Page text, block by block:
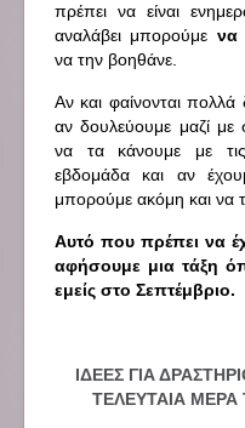
πρέπει να είναι
αναλάβει μπορούμε να
να την βοηθάνε.
Αν και φαίνονται πολλά
αν δουλεύουμε μαζί
να τα κάνουμε με
εβδομάδα και αν
μπορούμε ακόμη και να
Αυτό που πρέπει να
αφήσουμε μια τάξη
εμείς στο Σεπτέμβριο.
ΙΔΕΕΣ ΓΙΑ
ΤΕΛΕΥΤΑΙΑ ΜΕΡΑ